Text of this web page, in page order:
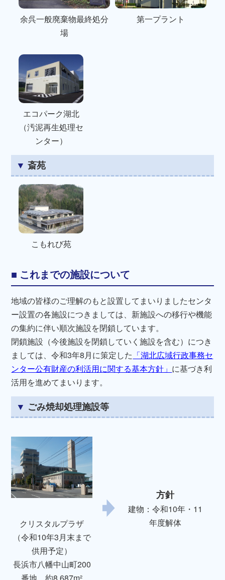
余呉一般廃棄物最終処分
場
第一プラント
エコパーク湖北
（汚泥再生処理セ
ンター）
斎苑
こもれび苑
これまでの施設について
地域の皆様のご理解のもと設置してまいりましたセンタ
ー設置の各施設につきましては、新施設への移行や機能
の集約に伴い順次施設を閉鎖しています。
閉鎖施設（今後施設を閉鎖していく施設を含む）につき
ましては、令和3年8月に策定した 「湖北広域行政事務セ
ンター公有財産の利活用に関する基本方針」 に基づき利
活用を進めてまいります。
ごみ焼却処理施設等
クリスタルプラザ
（令和10年3月末まで
供用予定）
長浜市八幡中山町200
方針
建物：令和10年・11
年度解体